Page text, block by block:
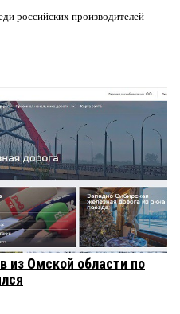
российских производителей
из Омской области по